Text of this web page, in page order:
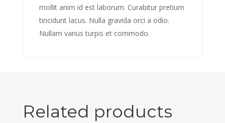
mollit anim id est laborum. Curabitur pretium
tincidunt lacus. Nulla gravida orci a odio.
Nullam varius turpis et commodo.
Related products